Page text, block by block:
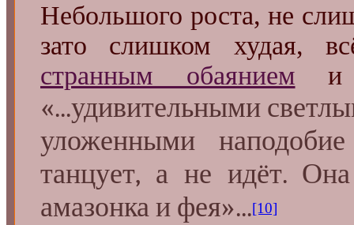
Небольшого роста, не
зато слишком худая,
странным обаянием и
«...удивительными
уложенными
танцует, а не идёт.
амазонка и фея»...[10]